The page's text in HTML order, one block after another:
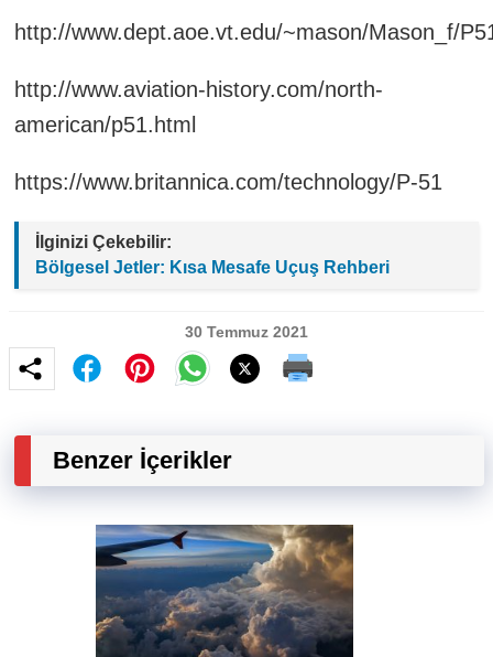
http://www.dept.aoe.vt.edu/~mason/Mason_f/
http://www.aviation-history.com/north-
american/p51.html
https://www.britannica.com/technology/P-51
İlginizi Çekebilir:
Bölgesel Jetler: Kısa Mesafe Uçuş Rehberi
30 Temmuz 2021
Benzer İçerikler